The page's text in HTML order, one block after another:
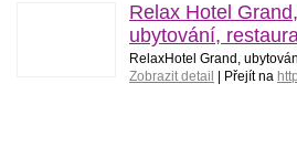
Relax Hotel
ubytování,
RelaxHotel Grand,
Zobrazit detail
| Přejít na